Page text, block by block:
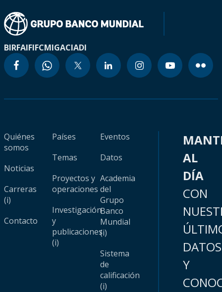
BIRFAIFIFCMIGACIADI
Quiénes
somos
Noticias
Carreras
(i)
Contacto
Países
Temas
Proyectos y
operaciones
Investigación
y
publicaciones
(i)
Eventos
Datos
Academia
del
Grupo
Banco
Mundial
(i)
Sistema
de
calificación
(i)
AL
DÍA
CON
DATOS
Y